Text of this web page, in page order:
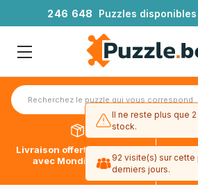
246 648 Puzzles
Livraison offerte dès 39€*
avec Mondial Relay
Il ne reste plus que
stock.
92 visite(s) sur
derniers jours.